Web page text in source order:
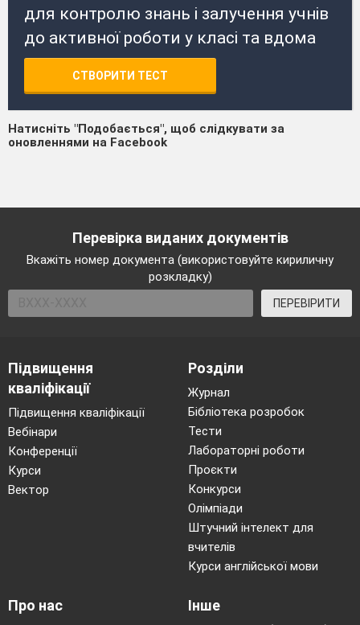
для контролю знань і залучення учнів
до активної роботи у класі та вдома
СТВОРИТИ ТЕСТ
Натисніть "Подобається", щоб слідкувати за
оновленнями на Facebook
Перевірка виданих документів
Вкажіть номер документа (використовуйте кириличну
розкладку)
ПЕРЕВІРИТИ
Підвищення
кваліфікації
Підвищення кваліфікації
Вебінари
Конференції
Курси
Вектор
Розділи
Журнал
Бібліотека розробок
Тести
Лабораторні роботи
Проєкти
Конкурси
Олімпіади
Штучний інтелект для
вчителів
Курси англійської мови
Про нас Інше